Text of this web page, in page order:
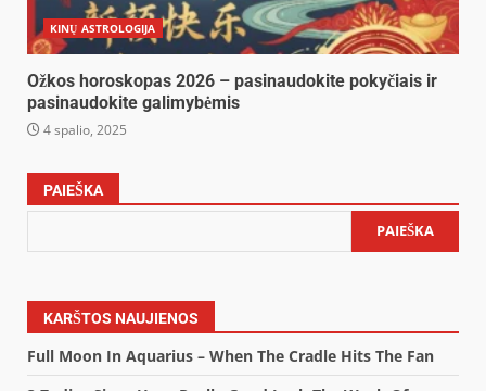
KINŲ ASTROLOGIJA
Ožkos horoskopas 2026 – pasinaudokite pokyčiais ir
pasinaudokite galimybėmis
4 spalio, 2025
PAIEŠKA
PAIEŠKA
KARŠTOS NAUJIENOS
Full Moon In Aquarius – When The Cradle Hits The Fan